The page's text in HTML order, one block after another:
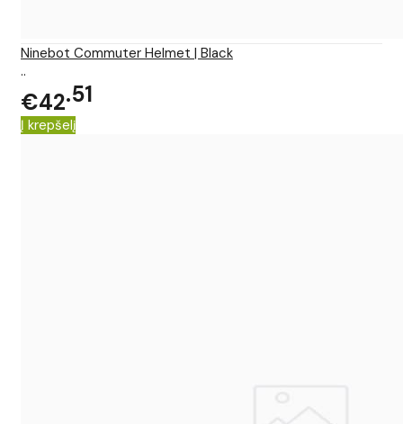
Ninebot Commuter Helmet | Black
..
€42 51
Į krepšelį